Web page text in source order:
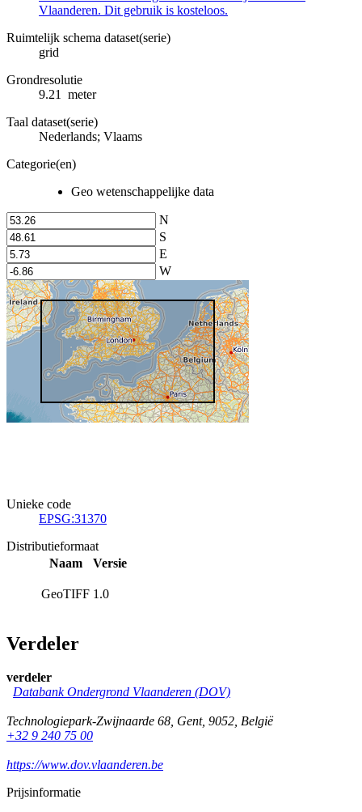
Vlaanderen. Dit gebruik is kosteloos.
Ruimtelijk schema dataset(serie)
grid
Grondresolutie
9.21 meter
Taal dataset(serie)
Nederlands; Vlaams
Categorie(en)
Geo wetenschappelijke data
N
S
E
W
Unieke code
EPSG:31370
Distributieformaat
Naam
Versie
GeoTIFF 1.0
Verdeler
verdeler
Databank Ondergrond Vlaanderen (DOV)
Technologiepark-Zwijnaarde 68, Gent, 9052, België
+32 9 240 75 00
https://www.dov.vlaanderen.be
Prijsinformatie